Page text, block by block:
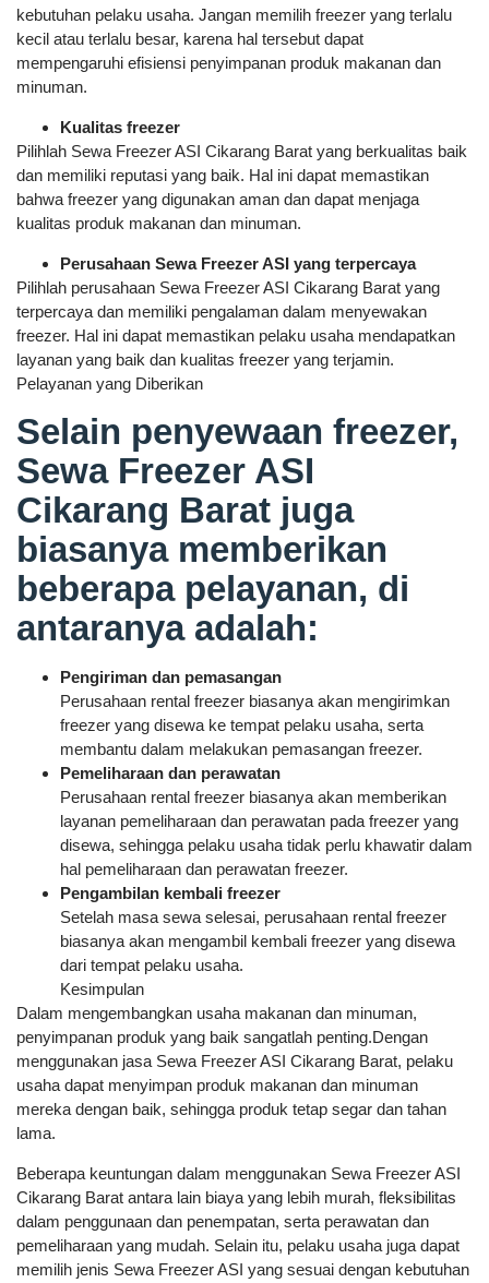
kebutuhan pelaku usaha. Jangan memilih freezer yang terlalu
kecil atau terlalu besar, karena hal tersebut dapat
mempengaruhi efisiensi penyimpanan produk makanan dan
minuman.
Kualitas freezer
Pilihlah Sewa Freezer ASI Cikarang Barat yang berkualitas baik
dan memiliki reputasi yang baik. Hal ini dapat memastikan
bahwa freezer yang digunakan aman dan dapat menjaga
kualitas produk makanan dan minuman.
Perusahaan Sewa Freezer ASI yang terpercaya
Pilihlah perusahaan Sewa Freezer ASI Cikarang Barat yang
terpercaya dan memiliki pengalaman dalam menyewakan
freezer. Hal ini dapat memastikan pelaku usaha mendapatkan
layanan yang baik dan kualitas freezer yang terjamin.
Pelayanan yang Diberikan
Selain penyewaan freezer,
Sewa Freezer ASI
Cikarang Barat juga
biasanya memberikan
beberapa pelayanan, di
antaranya adalah:
Pengiriman dan pemasangan
Perusahaan rental freezer biasanya akan mengirimkan
freezer yang disewa ke tempat pelaku usaha, serta
membantu dalam melakukan pemasangan freezer.
Pemeliharaan dan perawatan
Perusahaan rental freezer biasanya akan memberikan
layanan pemeliharaan dan perawatan pada freezer yang
disewa, sehingga pelaku usaha tidak perlu khawatir dalam
hal pemeliharaan dan perawatan freezer.
Pengambilan kembali freezer
Setelah masa sewa selesai, perusahaan rental freezer
biasanya akan mengambil kembali freezer yang disewa
dari tempat pelaku usaha.
Kesimpulan
Dalam mengembangkan usaha makanan dan minuman,
penyimpanan produk yang baik sangatlah penting.Dengan
menggunakan jasa Sewa Freezer ASI Cikarang Barat, pelaku
usaha dapat menyimpan produk makanan dan minuman
mereka dengan baik, sehingga produk tetap segar dan tahan
lama.
Beberapa keuntungan dalam menggunakan Sewa Freezer ASI
Cikarang Barat antara lain biaya yang lebih murah, fleksibilitas
dalam penggunaan dan penempatan, serta perawatan dan
pemeliharaan yang mudah. Selain itu, pelaku usaha juga dapat
memilih jenis Sewa Freezer ASI yang sesuai dengan kebutuhan